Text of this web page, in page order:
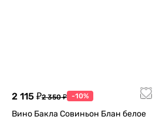
2 115 ₽2 350 ₽ -10%
Вино Бакла Совиньон Блан белое